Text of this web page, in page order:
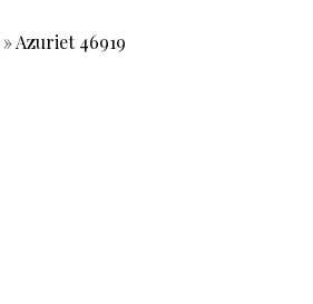
»Azuriet 46919